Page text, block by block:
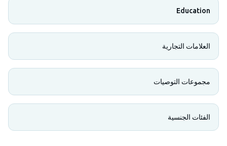
Education
العلامات التجارية
مجموعات التوصيات
الفئات الجنسية